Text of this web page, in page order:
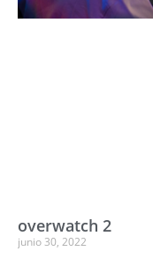
overwatch 2
junio 30, 2022